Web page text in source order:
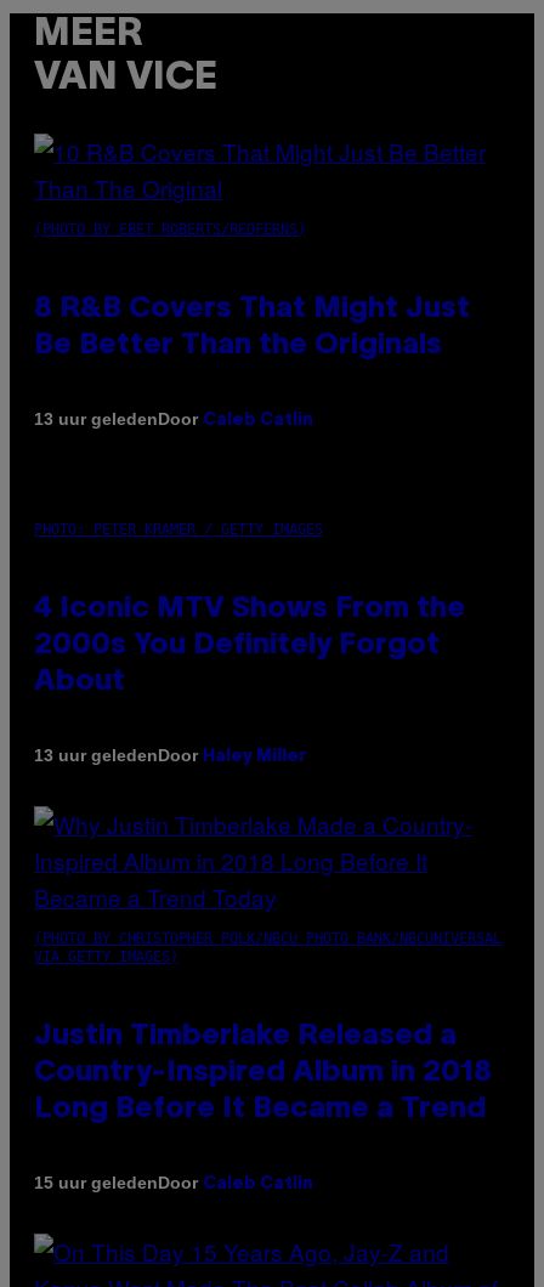
MEER
VAN VICE
(PHOTO BY EBET ROBERTS/REDFERNS)
8 R&B Covers That Might Just
Be Better Than the Originals
13 uur geledenDoor Caleb Catlin
PHOTO: PETER KRAMER / GETTY IMAGES
4 Iconic MTV Shows From the
2000s You Definitely Forgot
About
13 uur geledenDoor Haley Miller
(PHOTO BY CHRISTOPHER POLK/NBCU PHOTO BANK/NBCUNIVERSAL
VIA GETTY IMAGES)
Justin Timberlake Released a
Country-Inspired Album in 2018
Long Before It Became a Trend
15 uur geledenDoor Caleb Catlin